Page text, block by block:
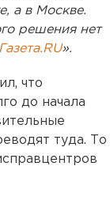
а в Москве.
решения нет
».
что
до начала
туда. То